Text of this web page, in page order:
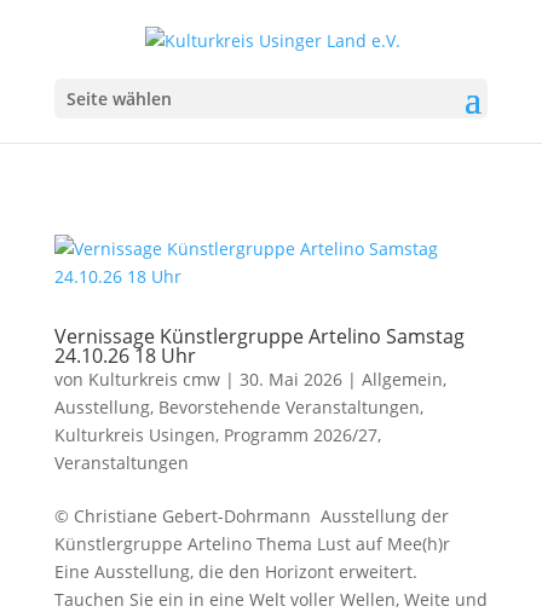
Seite wählen
Vernissage Künstlergruppe Artelino Samstag
24.10.26 18 Uhr
von Kulturkreis cmw| 30. Mai 2026| Allgemein,
Ausstellung, Bevorstehende Veranstaltungen,
Kulturkreis Usingen, Programm 2026/27,
Veranstaltungen
© Christiane Gebert-Dohrmann Ausstellung der
Künstlergruppe Artelino Thema Lust auf Mee(h)r ​
Eine Ausstellung, die den Horizont erweitert.​
Tauchen Sie ein in eine Welt voller Wellen, Weite und